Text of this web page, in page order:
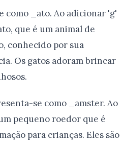
como _ato. Ao adicionar 'g'
que é um animal de
conhecido por sua
Os gatos adoram brincar
se como _amster. Ao
pequeno roedor que é
para crianças. Eles são